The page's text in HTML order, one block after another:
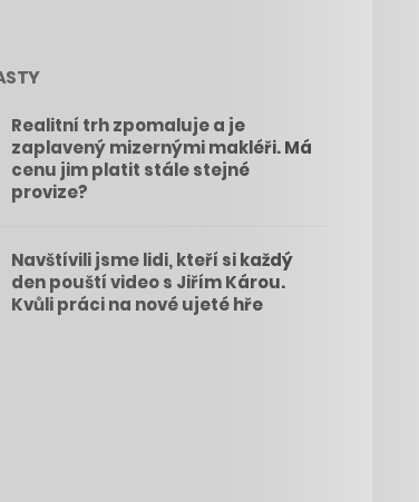
Realitní trh zpomaluje a je
zaplavený mizernými makléři. Má
cenu jim platit stále stejné
provize?
Navštívili jsme lidi, kteří si každý
den pouští video s Jiřím Károu.
Kvůli práci na nové ujeté hře